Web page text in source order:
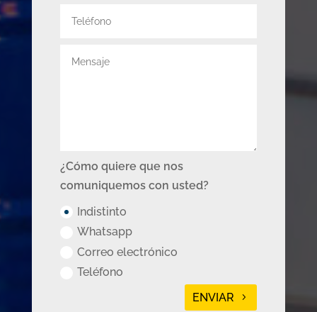
¿Cómo quiere que nos
comuniquemos con usted?
Indistinto
Whatsapp
Correo electrónico
Teléfono
ENVIAR